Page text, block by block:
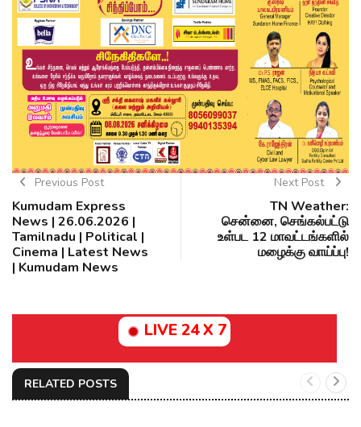
Previous Post
Kumudam Express
News | 26.06.2026 |
Tamilnadu | Political |
Cinema | Latest News
| Kumudam News
Next Post
TN Weather:
சென்னை, செங்கல்பட்டு
உள்பட 12 மாவட்டங்களில்
மழைக்கு வாய்ப்பு!
LIVE 24 X 7
RELATED POSTS